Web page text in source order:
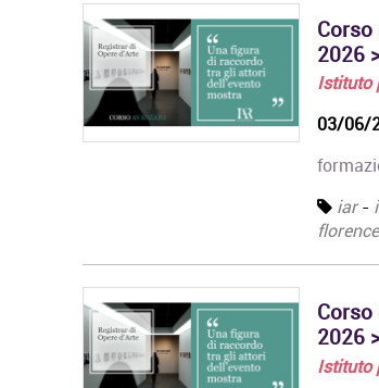
Corso
2026
Istituto
03/06/
iar-
florence
Corso
2026
Istituto
Design, titolo…
Corso Triennale di
Restauro del
Cartaceo
La Qualifica
corso è quella di
Tecnico del
Organizzazione degli
Eventi dell'Arte e
Spettacolo
Il Master rilascia
Diploma in
Organizzazione degli
Eventi dell'Arte e